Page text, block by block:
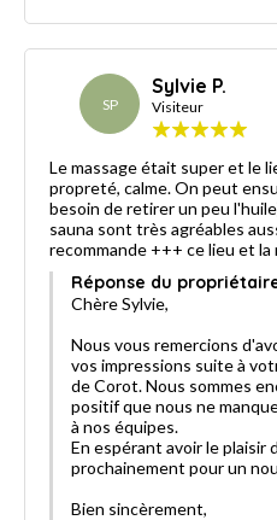
SP
Sylvie P.
Visiteur
Le massage était super et le
propreté, calme. On peut
besoin de retirer un peu
sauna sont très agréables
recommande +++ ce lieu et la
Réponse du
Chère Sylvie,
Nous vous remercions
vos impressions suite à
de Corot. Nous sommes
positif que nous ne
à nos équipes.
En espérant avoir le plaisir
prochainement pour un
Bien sincèrement,